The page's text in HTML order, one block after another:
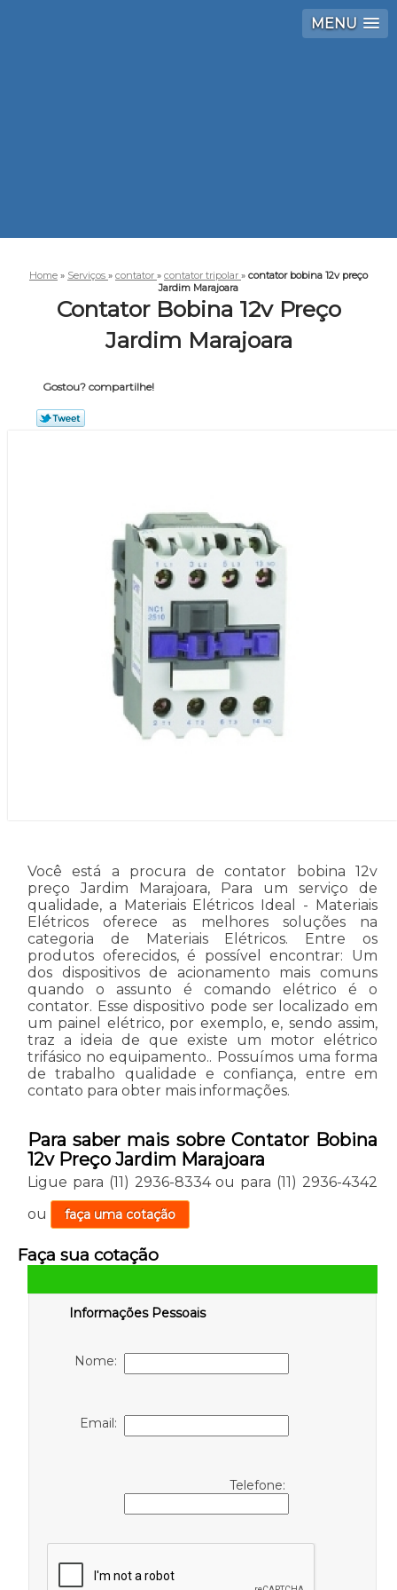
MENU
Home » Serviços » contator » contator tripolar » contator bobina 12v preço
Jardim Marajoara
Contator Bobina 12v Preço
Jardim Marajoara
Gostou? compartilhe!
Você está a procura de contator bobina 12v
preço Jardim Marajoara, Para um serviço de
qualidade, a Materiais Elétricos Ideal - Materiais
Elétricos oferece as melhores soluções na
categoria de Materiais Elétricos. Entre os
produtos oferecidos, é possível encontrar: Um
dos dispositivos de acionamento mais comuns
quando o assunto é comando elétrico é o
contator. Esse dispositivo pode ser localizado em
um painel elétrico, por exemplo, e, sendo assim,
traz a ideia de que existe um motor elétrico
trifásico no equipamento.. Possuímos uma forma
de trabalho qualidade e confiança, entre em
contato para obter mais informações.
Para saber mais sobre Contator Bobina
12v Preço Jardim Marajoara
Ligue para (11) 2936-8334ou para (11) 2936-4342
ou
faça uma cotação
Faça sua cotação
Informações Pessoais
Nome:
Email:
Telefone: